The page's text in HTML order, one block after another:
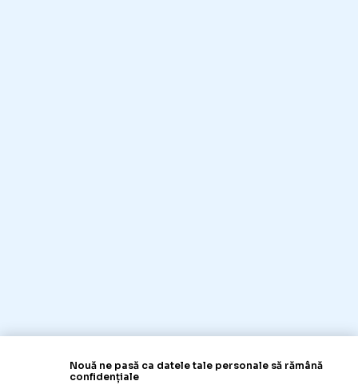
Nouă ne pasă ca datele tale personale să rămână
confidențiale